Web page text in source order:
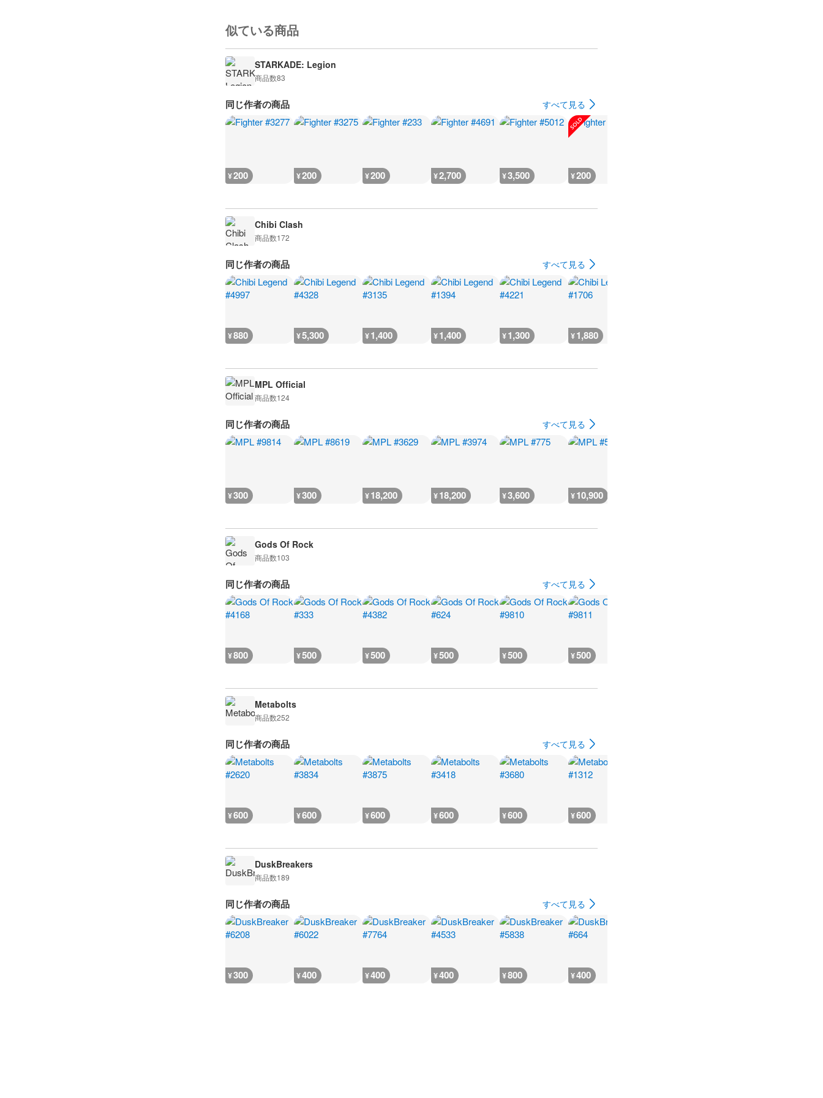
似ている商品
STARKADE: Legion
商品数83
同じ作者の商品 すべて見る
¥200 ¥200 ¥200 ¥2,700 ¥3,500 ¥200
Chibi Clash
商品数172
同じ作者の商品 すべて見る
¥880 ¥5,300 ¥1,400 ¥1,400 ¥1,300 ¥1,880
MPL Official
商品数124
同じ作者の商品 すべて見る
¥300 ¥300 ¥18,200 ¥18,200 ¥3,600 ¥10,900
Gods Of Rock
商品数103
同じ作者の商品 すべて見る
¥800 ¥500 ¥500 ¥500 ¥500 ¥500
Metabolts
商品数252
同じ作者の商品 すべて見る
¥600 ¥600 ¥600 ¥600 ¥600 ¥600
DuskBreakers
商品数189
同じ作者の商品 すべて見る
¥300 ¥400 ¥400 ¥400 ¥800 ¥400